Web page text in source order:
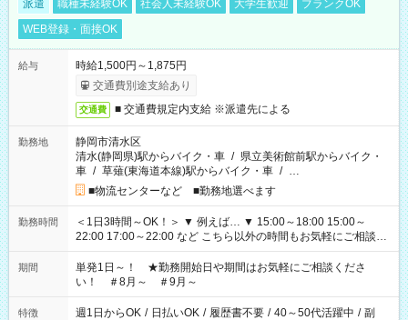
派遣 職種未経験OK 社会人未経験OK 大学生歓迎
ブランクOK
WEB登録・面接OK
給与
時給1,500円～1,875円
交通費別途支給あり
交通費 ■ 交通費規定内支給 ※派遣先による
勤務地
静岡市清水区
清水(静岡県)駅からバイク・車 / 県立美術館前駅からバイク・
車 / 草薙(東海道本線)駅からバイク・車 / …
■物流センターなど ■勤務地選べます
勤務時間
＜1日3時間～OK！＞ ▼ 例えば… ▼ 15:00～18:00 15:00～
22:00 17:00～22:00 など こちら以外の時間もお気軽にご相談く
ださい！
期間
単発1日～！ ★勤務開始日や期間はお気軽にご相談くださ
い！ ＃8月～ ＃9月～
特徴 週1日からOK / 日払いOK / 履歴書不要 / 40～50代活躍中 / 副